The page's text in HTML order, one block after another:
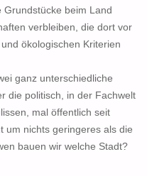
Grundstücke beim Land
verbleiben, die dort vor
ökologischen Kriterien
ganz unterschiedliche
die politisch, in der Fachwelt
mal öffentlich seit
um nichts geringeres als die
bauen wir welche Stadt?